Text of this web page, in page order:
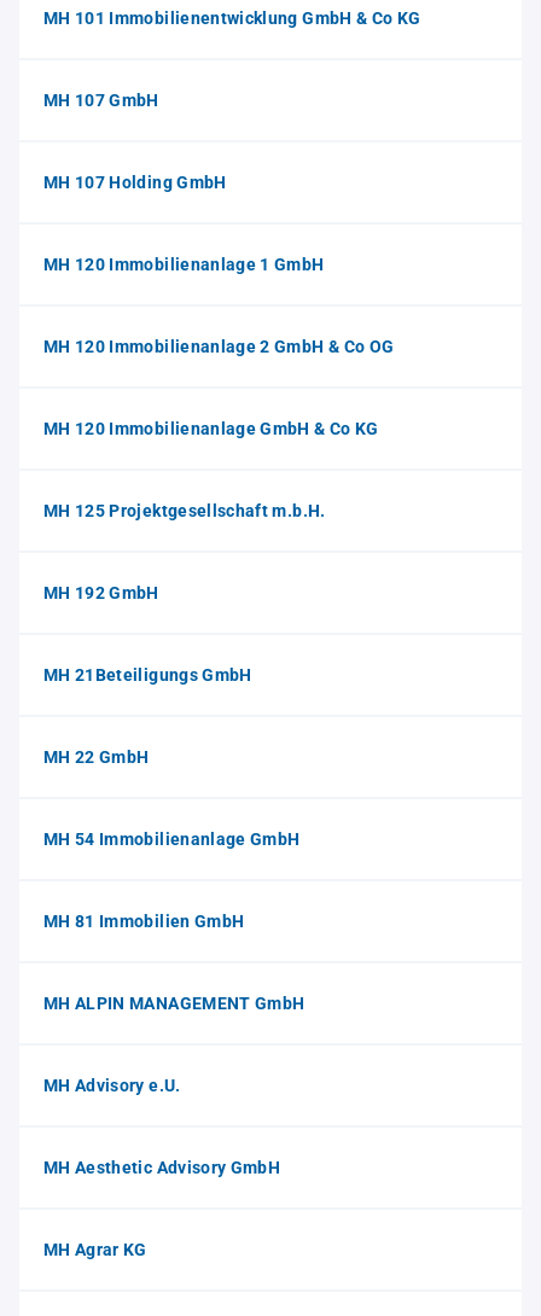
MH 101 Immobilienentwicklung GmbH & Co KG
MH 107 GmbH
MH 107 Holding GmbH
MH 120 Immobilienanlage 1 GmbH
MH 120 Immobilienanlage 2 GmbH & Co OG
MH 120 Immobilienanlage GmbH & Co KG
MH 125 Projektgesellschaft m.b.H.
MH 192 GmbH
MH 21Beteiligungs GmbH
MH 22 GmbH
MH 54 Immobilienanlage GmbH
MH 81 Immobilien GmbH
MH ALPIN MANAGEMENT GmbH
MH Advisory e.U.
MH Aesthetic Advisory GmbH
MH Agrar KG